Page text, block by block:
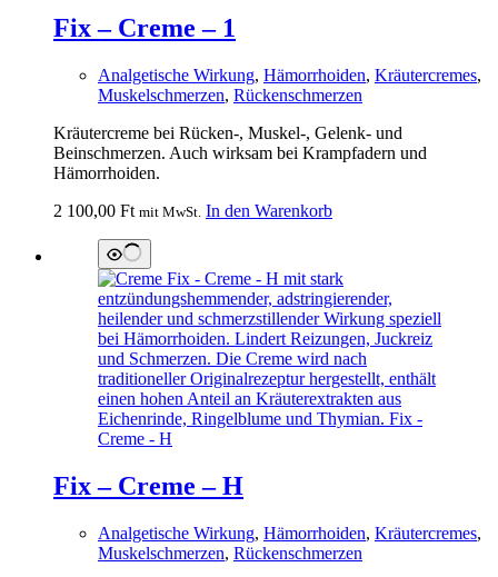
Fix – Creme – 1
Analgetische Wirkung, Hämorrhoiden, Kräutercremes,
Muskelschmerzen, Rückenschmerzen
Kräutercreme bei Rücken-, Muskel-, Gelenk- und
Beinschmerzen. Auch wirksam bei Krampfadern und
Hämorrhoiden.
2 100,00 Ft mit MwSt. In den Warenkorb
Fix – Creme – H
Analgetische Wirkung, Hämorrhoiden, Kräutercremes,
Muskelschmerzen, Rückenschmerzen